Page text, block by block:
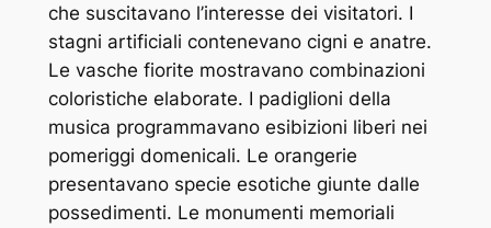
che suscitavano l’interesse dei visitatori. I
stagni artificiali contenevano cigni e anatre.
Le vasche fiorite mostravano combinazioni
coloristiche elaborate. I padiglioni della
musica programmavano esibizioni liberi nei
pomeriggi domenicali. Le orangerie
presentavano specie esotiche giunte dalle
possedimenti. Le monumenti memoriali